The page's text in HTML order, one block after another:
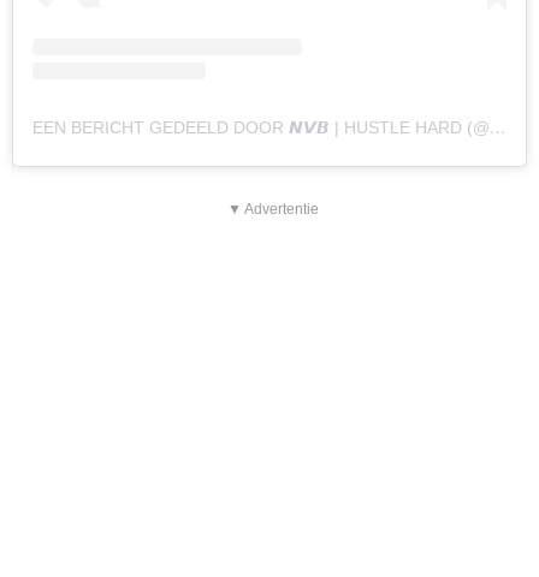
EEN BERICHT GEDEELD DOOR 𝙉𝙑𝘽 | HUSTLE HARD (@NAOMYVANBEEM)
▼ Advertentie